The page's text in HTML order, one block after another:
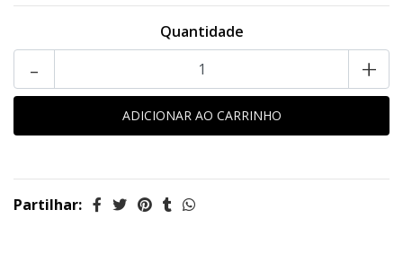
Quantidade
- +
Partilhar: